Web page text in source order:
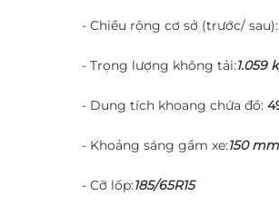
- Chiều rộng cơ sở (trước/ sau):
- Trọng lượng không tải:1.059
- Dung tích khoang chứa đồ:
- Khoảng sáng gầm xe:150 mm
- Cỡ lốp:185/65R15